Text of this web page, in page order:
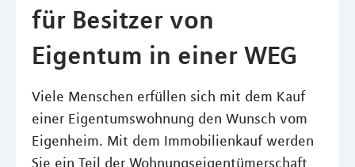
für Besitzer von
Eigentum in einer WEG
Viele Menschen erfüllen sich mit dem Kauf
einer Eigentumswohnung den Wunsch vom
Eigenheim. Mit dem Immobilienkauf werden
Sie ein Teil der Wohnungseigentümerschaft